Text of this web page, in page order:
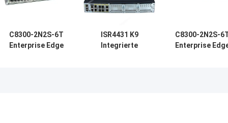
C8300-2N2S-6T
Enterprise Edge
ISR4431 K9
Integrierte
C8300-2N2S-
Enterprise